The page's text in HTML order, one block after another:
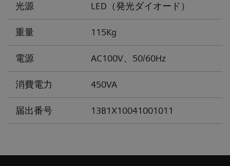
光源 LED（発光ダイオード）
重量 115Kg
電源 AC100V、50/60Hz
消費電力 450VA
届出番号 13B1X10041001011